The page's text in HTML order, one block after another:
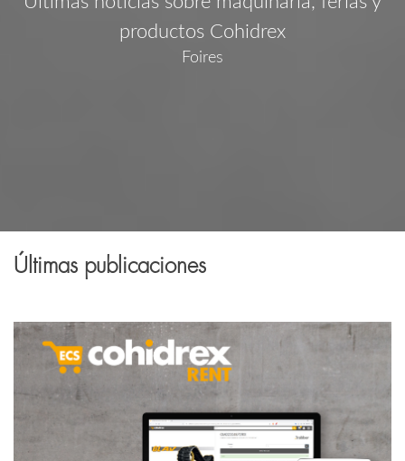
productos Cohidrex
Foires
Últimas publicaciones